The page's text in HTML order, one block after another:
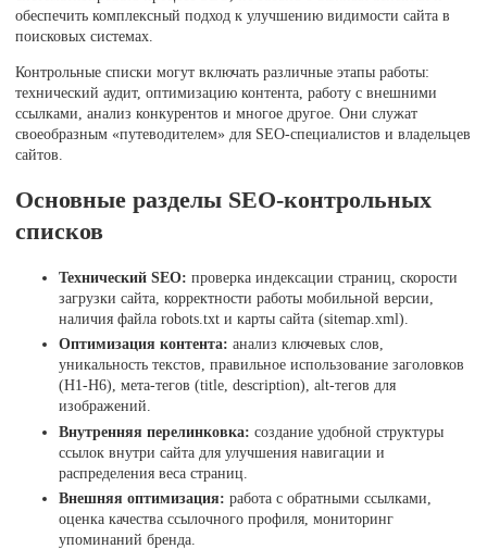
обеспечить комплексный подход к улучшению видимости сайта в
поисковых системах.
Контрольные списки могут включать различные этапы работы:
технический аудит, оптимизацию контента, работу с внешними
ссылками, анализ конкурентов и многое другое. Они служат
своеобразным «путеводителем» для SEO-специалистов и владельцев
сайтов.
Основные разделы SEO-контрольных
списков
Технический SEO: проверка индексации страниц, скорости
загрузки сайта, корректности работы мобильной версии,
наличия файла robots.txt и карты сайта (sitemap.xml).
Оптимизация контента: анализ ключевых слов,
уникальность текстов, правильное использование заголовков
(H1-H6), мета-тегов (title, description), alt-тегов для
изображений.
Внутренняя перелинковка: создание удобной структуры
ссылок внутри сайта для улучшения навигации и
распределения веса страниц.
Внешняя оптимизация: работа с обратными ссылками,
оценка качества ссылочного профиля, мониторинг
упоминаний бренда.